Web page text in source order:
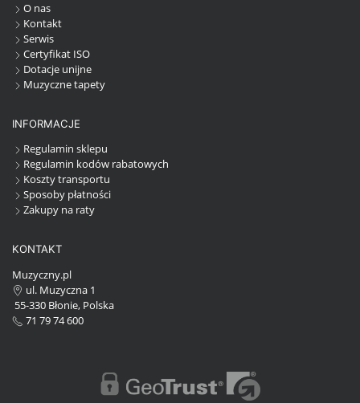
O nas
Kontakt
Serwis
Certyfikat ISO
Dotacje unijne
Muzyczne tapety
INFORMACJE
Regulamin sklepu
Regulamin kodów rabatowych
Koszty transportu
Sposoby płatności
Zakupy na raty
KONTAKT
Muzyczny.pl
ul. Muzyczna 1
55-330 Błonie, Polska
71 79 74 600